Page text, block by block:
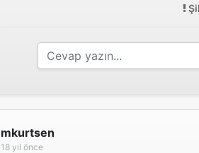
mkurtsen
18 yıl önce